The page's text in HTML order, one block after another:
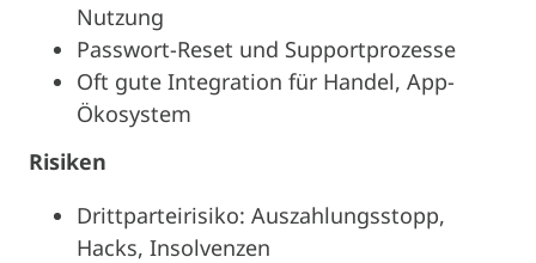
Nutzung
Passwort-Reset und Supportprozesse
Oft gute Integration für Handel, App-
Ökosystem
Risiken
Drittparteirisiko: Auszahlungsstopp,
Hacks, Insolvenzen